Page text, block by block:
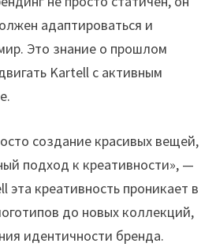
адаптироваться и
Это знание о прошлом
Kartell с активным
создание красивых вещей,
подход к креативности», —
эта креативность проникает в
до новых коллекций,
идентичности бренда.